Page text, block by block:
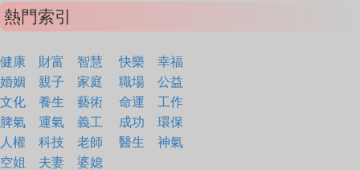
熱門索引
健康 財富 智慧 快樂
幸福
婚姻
親子 家庭 職場
公益
文化
養生 藝術 命運
工作
脾氣
運氣 義工 成功
環保
人權
科技 老師 醫生
神氣
空姐
夫妻 婆媳